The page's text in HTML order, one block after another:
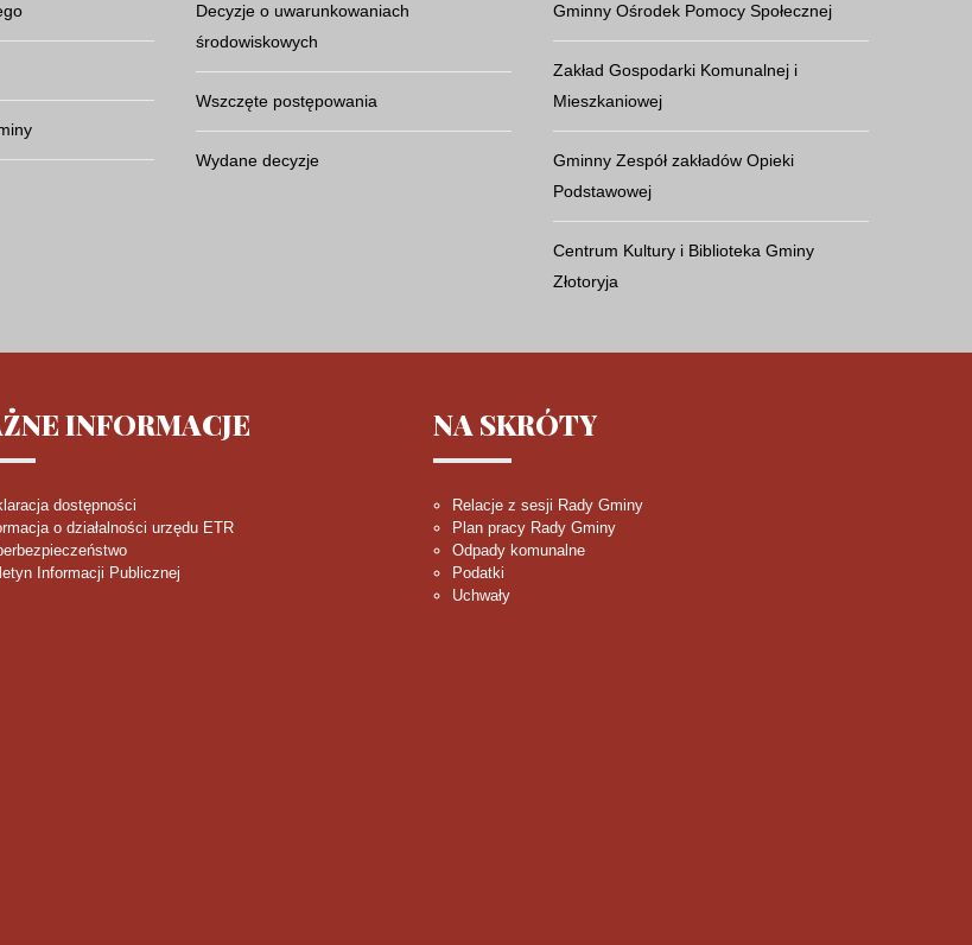
Decyzje o uwarunkowaniach
środowiskowych
Wszczęte postępowania
Wydane decyzje
Gminny Ośrodek Pomocy Społecznej
Zakład Gospodarki Komunalnej i
Mieszkaniowej
Gminny Zespół zakładów Opieki
Podstawowej
Centrum Kultury i Biblioteka Gminy
Złotoryja
INFORMACJE
dostępności
o działalności urzędu ETR
Informacji Publicznej
NA SKRÓTY
Relacje z sesji Rady Gminy
Plan pracy Rady Gminy
Odpady komunalne
Podatki
Uchwały